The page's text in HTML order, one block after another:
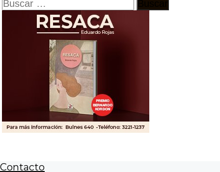
Buscar:
Contacto